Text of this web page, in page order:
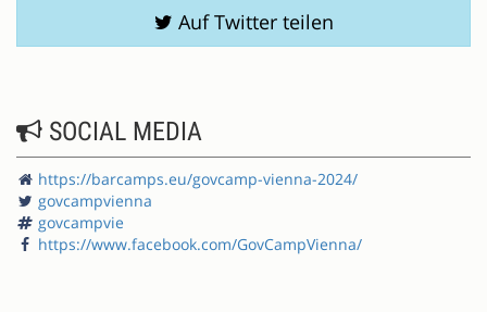
Auf Twitter teilen
SOCIAL MEDIA
https://barcamps.eu/govcamp-vienna-2024/
govcampvienna
govcampvie
https://www.facebook.com/GovCampVienna/